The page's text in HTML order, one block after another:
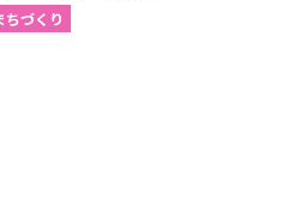
ちづくり